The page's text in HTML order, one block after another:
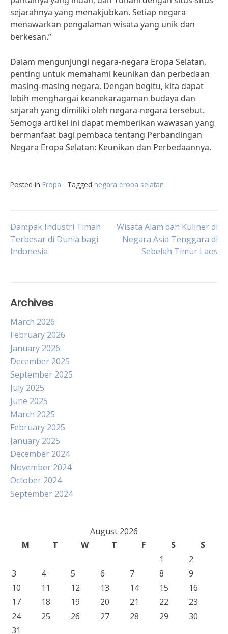
sejarahnya yang menakjubkan. Setiap negara
menawarkan pengalaman wisata yang unik dan
berkesan.”
Dalam mengunjungi negara-negara Eropa Selatan,
penting untuk memahami keunikan dan perbedaan
masing-masing negara. Dengan begitu, kita dapat
lebih menghargai keanekaragaman budaya dan
sejarah yang dimiliki oleh negara-negara tersebut.
Semoga artikel ini dapat memberikan wawasan yang
bermanfaat bagi pembaca tentang Perbandingan
Negara Eropa Selatan: Keunikan dan Perbedaannya.
Posted in Eropa Tagged negara eropa selatan
Post
navigation
Dampak Industri Timah
Terbesar di Dunia bagi
Indonesia
Wisata Alam dan Kuliner di
Negara Asia Tenggara di
Sebelah Timur Laos
Archives
March 2026
February 2026
January 2026
December 2025
September 2025
July 2025
June 2025
March 2025
February 2025
January 2025
December 2024
November 2024
October 2024
September 2024
August 2026
M
T W T F S
S
1
2
3
4 5 6 7 8
9
10
11 12 13 14 15
16
17
18 19 20 21 22
23
24
25 26 27 28 29
30
31